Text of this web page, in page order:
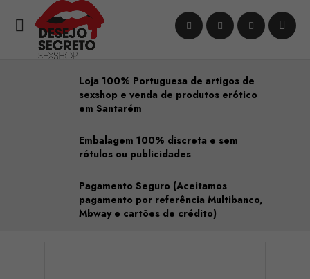

Loja 100% Portuguesa de artigos de
sexshop e venda de produtos erótico
em Santarém
Embalagem 100% discreta e sem
rótulos ou publicidades
Pagamento Seguro (Aceitamos
pagamento por referência Multibanco,
Mbway e cartões de crédito)